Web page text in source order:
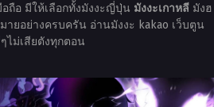
ถือ มีให้เลือกทั้งมังงะญี่ปุ่น มังงะเกาหลีมังฮ
ายอย่างครบครัน อ่านมังงะ kakao เว็บตูน
ไม่เสียตังทุกตอน